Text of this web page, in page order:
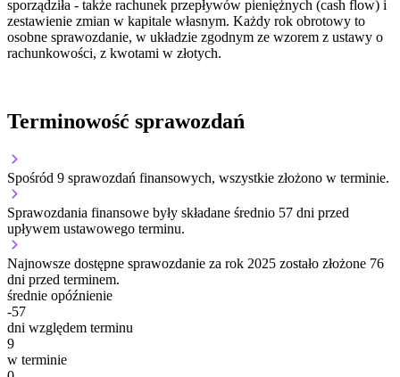
sporządziła - także rachunek przepływów pieniężnych (cash flow) i
zestawienie zmian w kapitale własnym. Każdy rok obrotowy to
osobne sprawozdanie, w układzie zgodnym ze wzorem z ustawy o
rachunkowości, z kwotami w złotych.
Terminowość sprawozdań
Spośród 9 sprawozdań finansowych, wszystkie złożono w terminie.
Sprawozdania finansowe były składane średnio 57 dni przed
upływem ustawowego terminu.
Najnowsze dostępne sprawozdanie za rok 2025 zostało złożone 76
dni przed terminem.
średnie opóźnienie
-57
dni względem terminu
9
w terminie